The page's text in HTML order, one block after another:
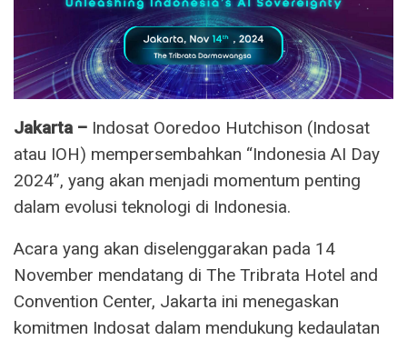
Jakarta – Indosat Ooredoo Hutchison (Indosat
atau IOH) mempersembahkan “Indonesia AI Day
2024”, yang akan menjadi momentum penting
dalam evolusi teknologi di Indonesia.
Acara yang akan diselenggarakan pada 14
November mendatang di The Tribrata Hotel and
Convention Center, Jakarta ini menegaskan
komitmen Indosat dalam mendukung kedaulatan